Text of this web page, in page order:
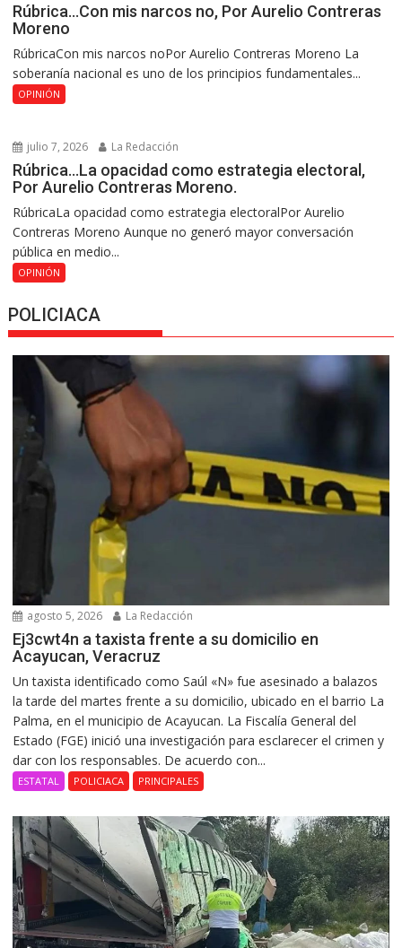
Rúbrica…Con mis narcos no, Por Aurelio Contreras
Moreno
RúbricaCon mis narcos noPor Aurelio Contreras Moreno La
soberanía nacional es uno de los principios fundamentales...
OPINIÓN
julio 7, 2026 La Redacción
Rúbrica…La opacidad como estrategia electoral,
Por Aurelio Contreras Moreno.
RúbricaLa opacidad como estrategia electoralPor Aurelio
Contreras Moreno Aunque no generó mayor conversación
pública en medio...
OPINIÓN
POLICIACA
agosto 5, 2026 La Redacción
Ej3cwt4n a taxista frente a su domicilio en
Acayucan, Veracruz
Un taxista identificado como Saúl «N» fue asesinado a balazos
la tarde del martes frente a su domicilio, ubicado en el barrio La
Palma, en el municipio de Acayucan. La Fiscalía General del
Estado (FGE) inició una investigación para esclarecer el crimen y
dar con los responsables. De acuerdo con...
ESTATAL POLICIACA PRINCIPALES